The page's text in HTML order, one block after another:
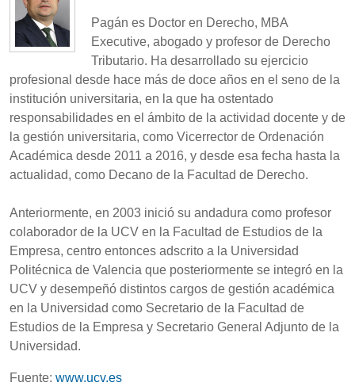
Pagán es Doctor en Derecho, MBA
Executive, abogado y profesor de Derecho
Tributario. Ha desarrollado su ejercicio
profesional desde hace más de doce años en el seno de la
institución universitaria, en la que ha ostentado
responsabilidades en el ámbito de la actividad docente y de
la gestión universitaria, como Vicerrector de Ordenación
Académica desde 2011 a 2016, y desde esa fecha hasta la
actualidad, como Decano de la Facultad de Derecho.
Anteriormente, en 2003 inició su andadura como profesor
colaborador de la UCV en la Facultad de Estudios de la
Empresa, centro entonces adscrito a la Universidad
Politécnica de Valencia que posteriormente se integró en la
UCV y desempeñó distintos cargos de gestión académica
en la Universidad como Secretario de la Facultad de
Estudios de la Empresa y Secretario General Adjunto de la
Universidad.
Fuente: www.ucv.es